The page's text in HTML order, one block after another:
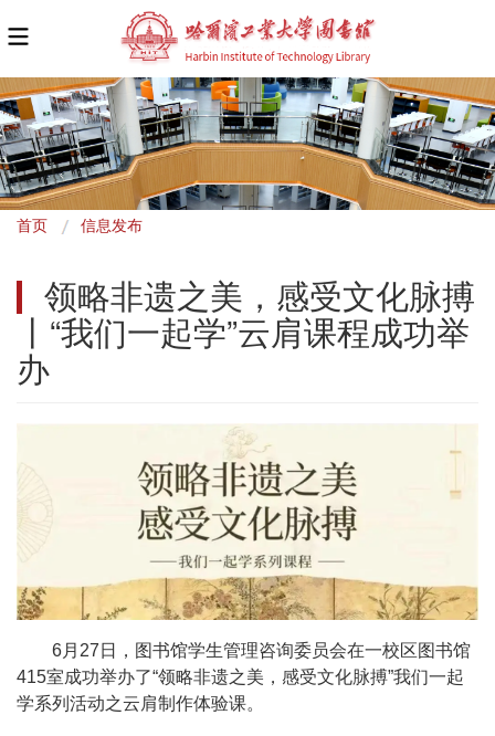
面
首页 信息发布
领略非遗之美，感受文化脉搏
丨“我们一起学”云肩课程成功举
办
6月27日，图书馆学生管理咨询委员会在一校区图书馆
415室成功举办了“领略非遗之美，感受文化脉搏”我们一起
学系列活动之云肩制作体验课。